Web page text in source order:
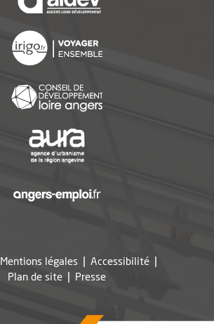
Mentions légales
Accessibilité
Plan de site
Presse, Ouvre une nouvelle